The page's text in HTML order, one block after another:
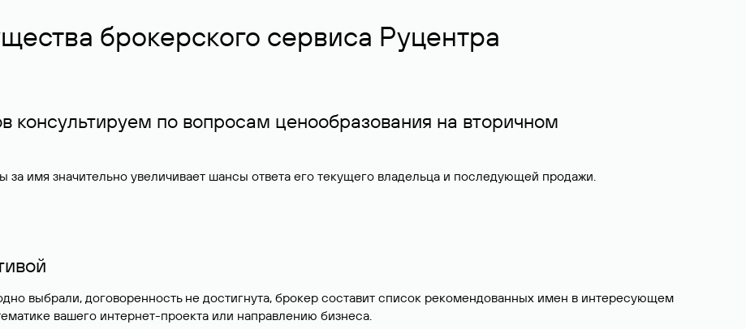
брокерского сервиса Руцентра
консультируем по вопросам ценообразования на вторичном
имя значительно увеличивает шансы ответа его текущего владельца и последующей продажи.
выбрали, договоренность не достигнута, брокер составит список рекомендованных имен в интересующем
вашего интернет-проекта или направлению бизнеса.